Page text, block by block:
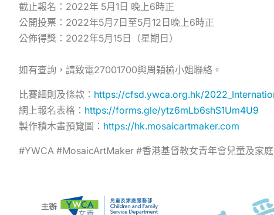
截止報名：2022年 5月1日 晚上6時正
公開投票：2022年5月7日至5月12日晚上6時正
公佈得獎：2022年5月15日（星期日）
如有查詢，請致電27001700與周穎榆小姐聯絡。
比賽細則及條款： https://cfsd.ywca.org.hk/
網上報名表格： https://forms.gle/ytz6mLb6shS1Um4U9
製作積木畫預覽圖： https://hk.mosaicartmaker.com
#YWCA #MosaicArtMaker #香港基督教女青年會兒童及家